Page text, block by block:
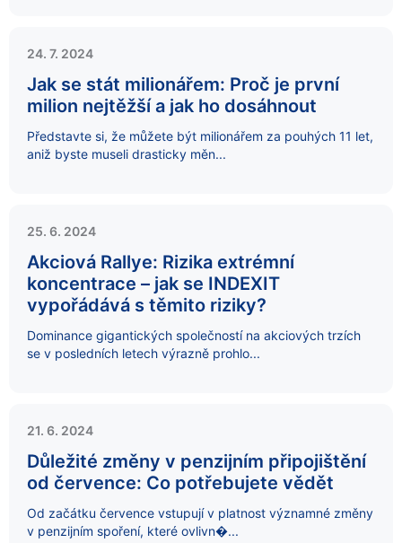
24. 7. 2024
Jak se stát milionářem: Proč je první
milion nejtěžší a jak ho dosáhnout
Představte si, že můžete být milionářem za pouhých 11 let,
aniž byste museli drasticky měn...
25. 6. 2024
Akciová Rallye: Rizika extrémní
koncentrace – jak se INDEXIT
vypořádává s těmito riziky?
Dominance gigantických společností na akciových trzích
se v posledních letech výrazně prohlo...
21. 6. 2024
Důležité změny v penzijním připojištění
od července: Co potřebujete vědět
Od začátku července vstupují v platnost významné změny
v penzijním spoření, které ovlivn�...